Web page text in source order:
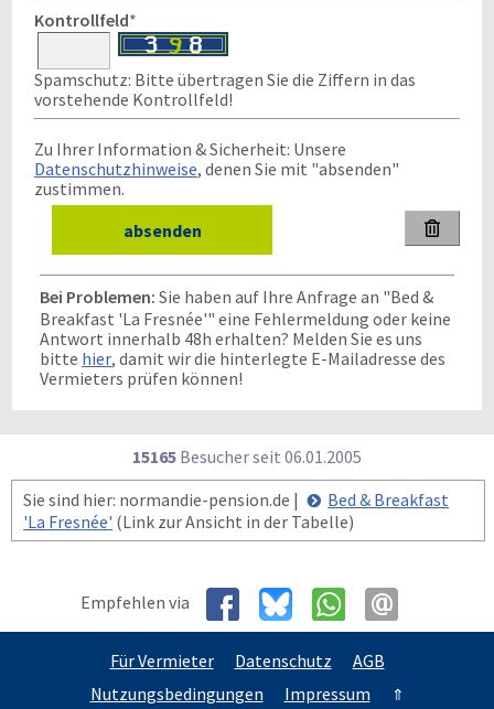
Kontrollfeld*
Spamschutz: Bitte übertragen Sie die Ziffern in das
vorstehende Kontrollfeld!
Zu Ihrer Information & Sicherheit: Unsere
Datenschutzhinweise, denen Sie mit "absenden"
zustimmen.

Bei Problemen: Sie haben auf Ihre Anfrage an "Bed &
Breakfast 'La Fresnée'" eine Fehlermeldung oder keine
Antwort innerhalb 48h erhalten? Melden Sie es uns
bitte hier, damit wir die hinterlegte E-Mailadresse des
Vermieters prüfen können!
15165 Besucher seit 06.01.2005
Sie sind hier: normandie-pension.de |
Bed & Breakfast
'La Fresnée' (Link zur Ansicht in der Tabelle)
Empfehlen via
Für Vermieter Datenschutz
AGB
Nutzungsbedingungen
Impressum ⇑